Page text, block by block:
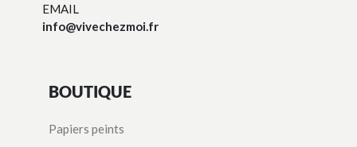
EMAIL
info@vivechezmoi.fr
BOUTIQUE
Papiers peints